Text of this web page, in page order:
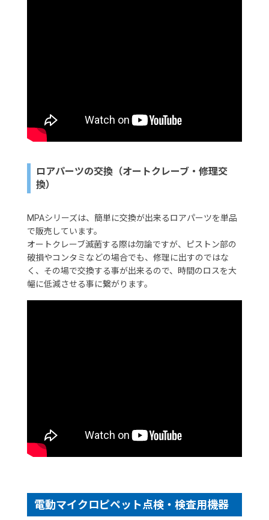
ロアパーツの交換（オートクレーブ・修理交
換）
MPAシリーズは、簡単に交換が出来るロアパーツを単品
で販売しています。
オートクレーブ滅菌する際は勿論ですが、ピストン部の
破損やコンタミなどの場合でも、修理に出すのではな
く、その場で交換する事が出来るので、時間のロスを大
幅に低減させる事に繋がります。
電動マイクロピペット点検・検査用機器